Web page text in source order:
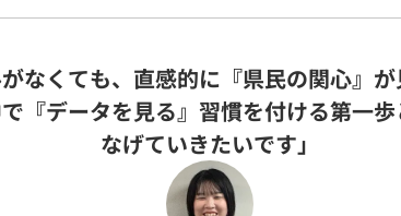
なくても、直感的に『県民の関心』
『データを見る』習慣を付ける第一
なげていきたいです」